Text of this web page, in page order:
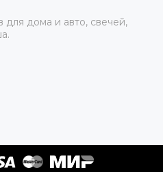
для дома и авто, свечей,